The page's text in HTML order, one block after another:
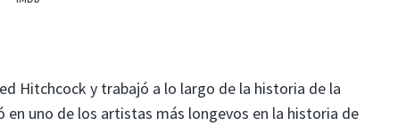
Hitchcock y trabajó a lo largo de la historia de la
uno de los artistas más longevos en la historia de